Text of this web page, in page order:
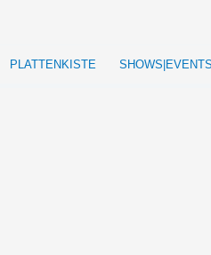
PLATTENKISTE
SHOWS|EVENTS